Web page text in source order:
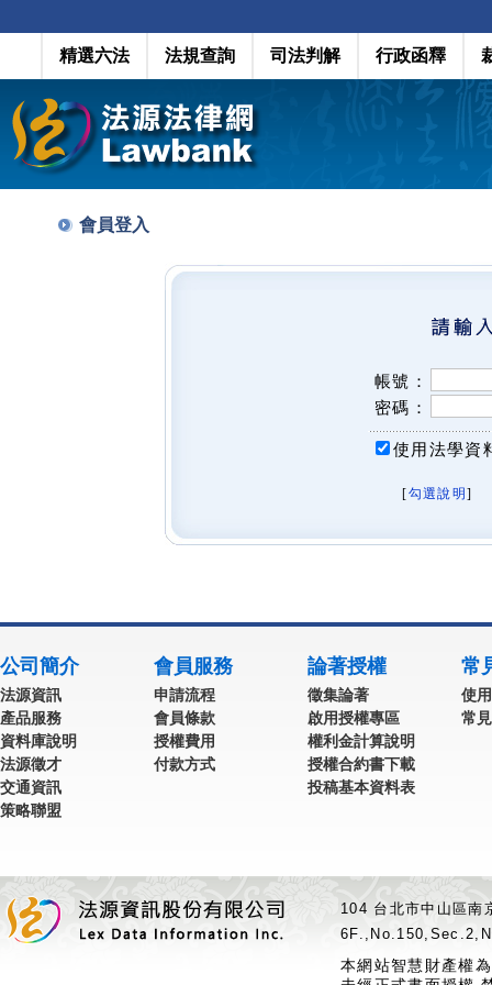
精選六法 法規查詢 司法判解 行政函釋
會員登入
帳號：
密碼：
使用法學資
[勾選說明 ]
公司簡介
法源資訊
產品服務
資料庫說明
法源徵才
交通資訊
策略聯盟
會員服務
申請流程
會員條款
授權費用
付款方式
論著授權
徵集論著
啟用授權專區
權利金計算說明
授權合約書下載
投稿基本資料表
常
使
常
104 台北市中山區
本網站智慧財產權